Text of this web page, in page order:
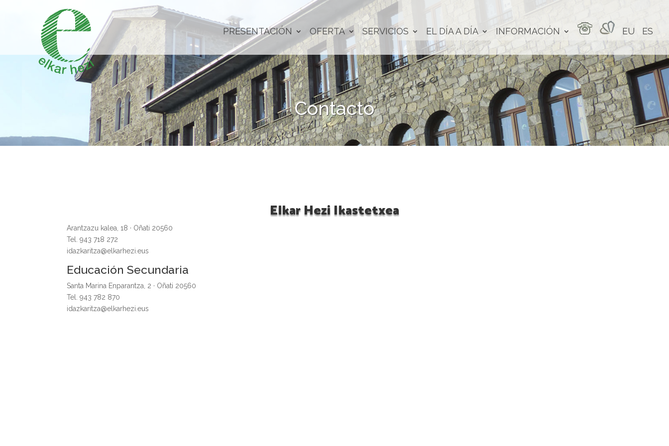
PRESENTACIÓN OFERTA SERVICIOS EL DÍA A DÍA INFORMACIÓN EU ES
Contacto
Elkar Hezi Ikastetxea
Arantzazu kalea, 18 · Oñati 20560
Tel. 943 718 272
idazkaritza@elkarhezi.eus
Educación Secundaria
Santa Marina Enparantza, 2 · Oñati 20560
Tel. 943 782 870
idazkaritza@elkarhezi.eus